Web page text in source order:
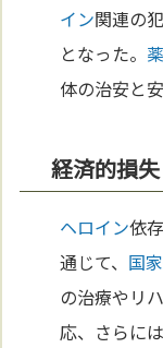
イン関連の
となった。
体の治安と
経済的損
ヘロイン依
通じて、 国家
の治療やリ
応、さらには